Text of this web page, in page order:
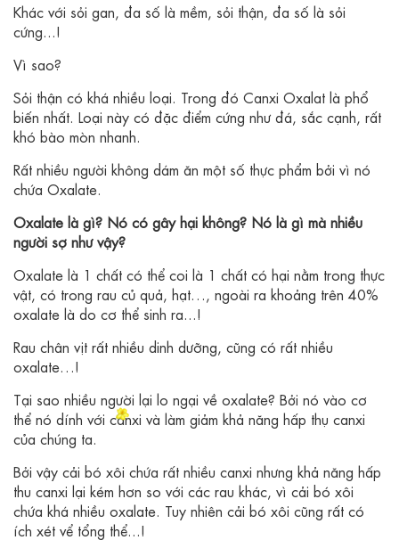
Khác với sỏi gan, đa số là mềm, sỏi thận, đa số là sỏi
cứng...!
Vì sao?
Sỏi thận có khá nhiều loại. Trong đó Canxi Oxalat là phổ
biến nhất. Loại này có đặc điểm cứng như đá, sắc cạnh, rất
khó bào mòn nhanh.
Rất nhiều người không dám ăn một số thực phẩm bởi vì nó
chứa Oxalate.
Oxalate là gì? Nó có gây hại không? Nó là gì mà nhiều
người sợ như vậy?
Oxalate là 1 chất có thể coi là 1 chất có hại nằm trong thực
vật, có trong rau củ quả, hạt…, ngoài ra khoảng trên 40%
oxalate là do cơ thể sinh ra...!
Rau chân vịt rất nhiều dinh dưỡng, cũng có rất nhiều
oxalate…!
Tại sao nhiều người lại lo ngại về oxalate? Bởi nó vào cơ
thể nó dính với canxi và làm giảm khả năng hấp thụ canxi
của chúng ta.
Bởi vậy cải bó xôi chứa rất nhiều canxi nhưng khả năng hấp
thu canxi lại kém hơn so với các rau khác, vì cải bó xôi
chứa khá nhiều oxalate. Tuy nhiên cải bó xôi cũng rất có
ích xét vể tổng thể...!